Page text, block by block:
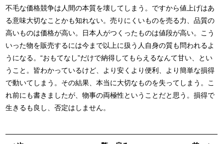
不毛な価格競争は人間の本質を壊してしまう。ですから値上げはあ
る意味大切なことかも知れない。売りにくいものを売る力、品質の
高いものは価格が高い。日本人がつくったものは値段が高い。こう
いった物を販売するには今まで以上に扱う人自身の質も問われるよ
うになる。“おもてなし”だけで納得してもらえるなんて甘い、とい
うこと。皆わかっているけど、より安くより便利、より簡単な損得
で動いてしまう。その結果、本当に大切なものを失ってしまう。こ
れ前にも書きましたが、物事の両極性ということだと思う。損得で
生きるも良し、否定はしません。